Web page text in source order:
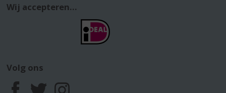
Wij accepteren...
Volg ons